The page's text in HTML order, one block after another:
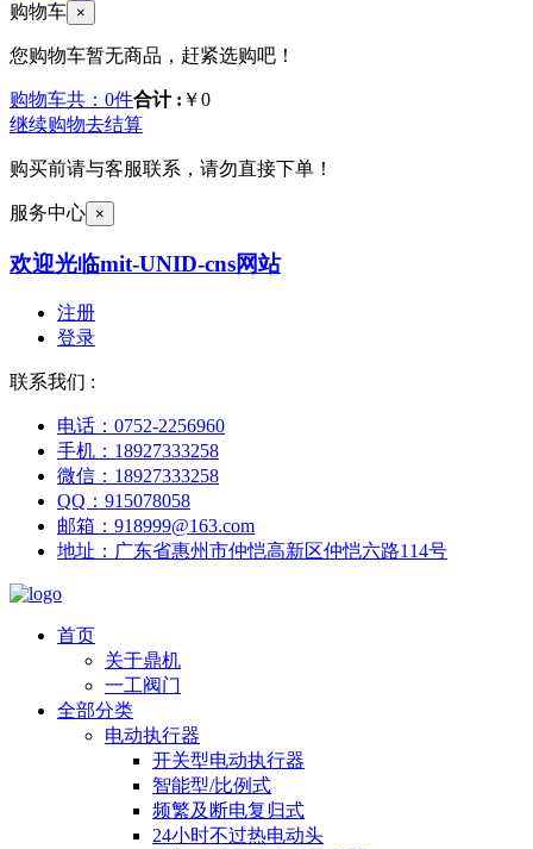
购物车 ×
您购物车暂无商品，赶紧选购吧！
购物车共：0件合计 : ￥0
继续购物去结算
购买前请与客服联系，请勿直接下单！
服务中心 ×
欢迎光临mit-UNID-cns网站
注册
登录
联系我们 :
电话：0752-2256960
手机：18927333258
微信：18927333258
QQ：915078058
邮箱：918999@163.com
地址：广东省惠州市仲恺高新区仲恺六路114号
首页
关于鼎机
一工阀门
全部分类
电动执行器
开关型电动执行器
智能型/比例式
频繁及断电复归式
24小时不过热电动头